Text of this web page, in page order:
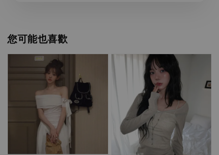
您可能也喜歡